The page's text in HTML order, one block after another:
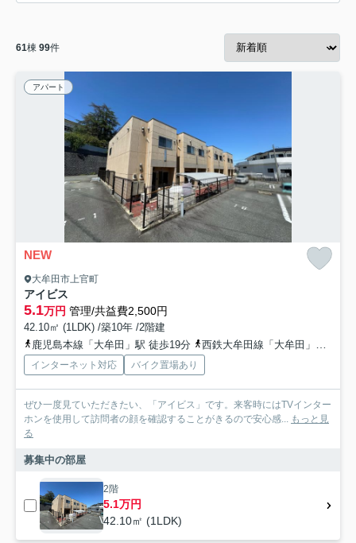
61棟 99件
アパート
NEW
大牟田市上官町
アイビス
5.1万円 管理/共益費2,500円
42.10㎡ (1LDK) /築10年 /2階建
鹿児島本線「大牟田」駅 徒歩19分
西鉄大牟田線「大牟田」駅 徒歩19分
インターネット対応 バイク置場あり
ぜひ一度見ていただきたい、「アイビス」です。来客時にはTVインター
ホンを使用して訪問者の顔を確認することがきるので安心感... もっと見
る
募集中の部屋
2階
5.1万円
42.10㎡ (1LDK)